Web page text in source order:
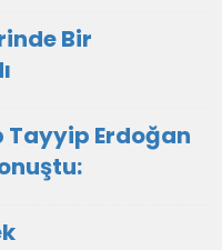
Bir
Tayyip Erdoğan